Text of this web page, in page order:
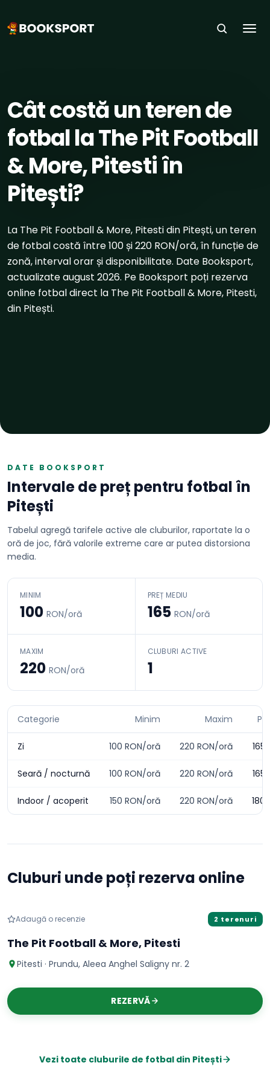
Cât costă un teren de
fotbal la The Pit Football
& More, Pitesti în
Pitești?
La The Pit Football & More, Pitesti din Pitești, un teren
de fotbal costă între 100 și 220 RON/oră, în funcție de
zonă, interval orar și disponibilitate. Date Booksport,
actualizate august 2026. Pe Booksport poți rezerva
online fotbal direct la The Pit Football & More, Pitesti,
din Pitești.
DATE BOOKSPORT
Intervale de preț pentru fotbal în
Pitești
Tabelul agregă tarifele active ale cluburilor, raportate la o
oră de joc, fără valorile extreme care ar putea distorsiona
media.
MINIM
100 RON/oră
PREȚ MEDIU
165 RON/oră
MAXIM
220 RON/oră
CLUBURI ACTIVE
1
Categorie Minim Maxim
Zi 100 RON/oră 220 RON/oră 165
Seară / nocturnă 100 RON/oră 220 RON/oră 165
Indoor / acoperit 150 RON/oră 220 RON/oră 180
Cluburi unde poți rezerva online
Fotbal
Adaugă o recenzie 2 terenuri
The Pit Football & More, Pitesti
Pitesti · Prundu, Aleea Anghel Saligny nr. 2
REZERVĂ
Vezi toate cluburile de fotbaldin Pitești